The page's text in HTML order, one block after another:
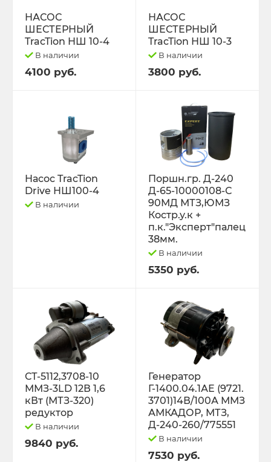
НАСОС
ШЕСТЕРНЫЙ
TracTion НШ 10-4
В наличии
4100 руб.
НАСОС
ШЕСТЕРНЫЙ
TracTion НШ 10-3
В наличии
3800 руб.
Насос TracTion
Drive НШ100-4
В наличии
Поршн.гр. Д-240
Д-65-10000108-С
90МД МТЗ,ЮМЗ
Костр.у.к +
п.к."Эксперт"палец
38мм.
В наличии
5350 руб.
СТ-5112,3708-10
ММЗ-3LD 12В 1,6
кВт (МТЗ-320)
редуктор
В наличии
9840 руб.
Генератор
Г-1400.04.1АЕ (9721.
3701)14В/100А ММЗ
АМКАДОР, МТЗ,
Д-240-260/775551
В наличии
7530 руб.
Свободный код
СЕЛЬХОЗ-МАШИНЫ
ТО-49 , ТО-30. ТО-28
ТОПЛИВОПРОВОДЫ.
Трактор ДТ-175 (ВОЛГАРЬ). ВТ-100
Трактор ДТ-75,Т-4,ТДТ-55 дв.А-41/01,
Трактор К-701 К-744 К-702
Трактор МТЗ-1221 1522 1523 1025 2022.3
Д-260
Трактор МТЗ-320
Трактор МТЗ-82 Д-243 Д-245
Трактор Т-130,170